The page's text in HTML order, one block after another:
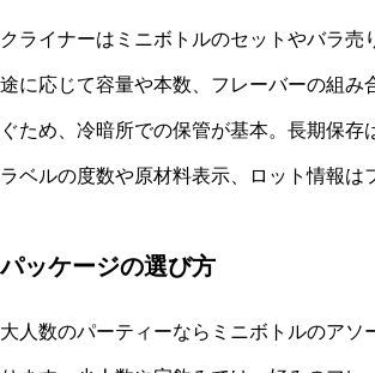
クライナーはミニボトルのセットやバラ
途に応じて容量や本数、フレーバーの組
ぐため、冷暗所での保管が基本。長期保
ラベルの度数や原材料表示、ロット情報
パッケージの選び方
大人数のパーティーならミニボトルのア